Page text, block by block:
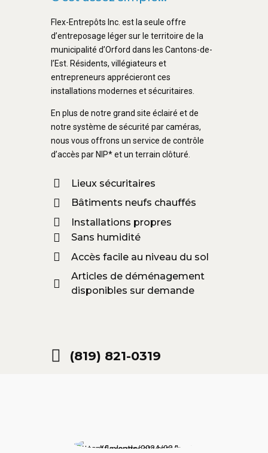
Flex-Entrepôts Inc. est la seule offre
d’entreposage léger sur le territoire de la
municipalité d’Orford dans les Cantons-de-
l’Est. Résidents, villégiateurs et
entrepreneurs apprécieront ces
installations modernes et sécuritaires.
En plus de notre grand site éclairé et de
notre système de sécurité par caméras,
nous vous offrons un service de contrôle
d’accès par NIP* et un terrain clôturé.
Lieux sécuritaires
Bâtiments neufs chauffés
Installations propres
Sans humidité
Accès facile au niveau du sol
Articles de déménagement
disponibles sur demande
(819) 821-0319